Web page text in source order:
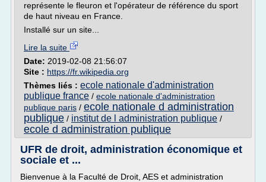
représente le fleuron et l'opérateur de référence du sport
de haut niveau en France.
Installé sur un site...
Lire la suite
Date: 2019-02-08 21:56:07
Site : https://fr.wikipedia.org
Thèmes liés : ecole nationale d'administration
publique france / ecole nationale d'administration
publique paris / ecole nationale d administration
publique / institut de l administration publique /
ecole d administration publique
UFR de droit, administration économique et
sociale et ...
Bienvenue à la Faculté de Droit, AES et administration